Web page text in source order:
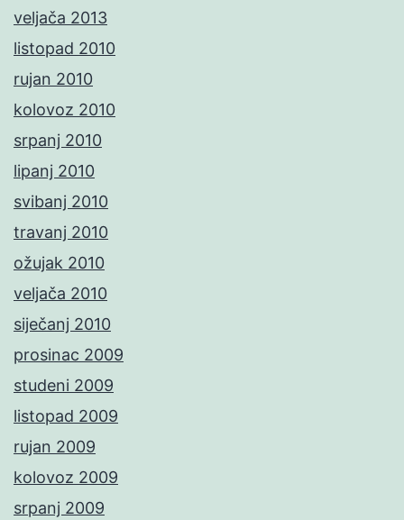
veljača 2013
listopad 2010
rujan 2010
kolovoz 2010
srpanj 2010
lipanj 2010
svibanj 2010
travanj 2010
ožujak 2010
veljača 2010
siječanj 2010
prosinac 2009
studeni 2009
listopad 2009
rujan 2009
kolovoz 2009
srpanj 2009